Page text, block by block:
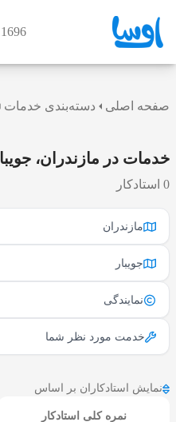
صفحه اصلی دسته‌بندی خدمات
خدمات در مازندران،
0 استادکار
مازندران
جویبار
نمایندگی
خدمت مورد نظر شما
نمایش استادکاران بر اساس
نمره کلی استادکار